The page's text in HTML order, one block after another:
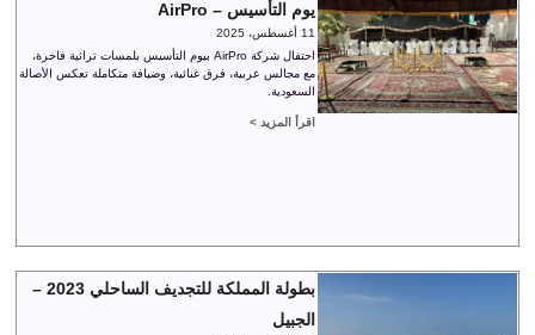
يوم التأسيس – AirPro
11 أغسطس، 2025
احتفال شركة AirPro بيوم التأسيس بلمسات تراثية فاخرة،
مع مجالس عربية، فرق غنائية، وضيافة متكاملة تعكس الأصالة
السعودية.
اقرأ المزيد >
بطولة المملكة للتجديف الساحلي 2023 –
الجبيل